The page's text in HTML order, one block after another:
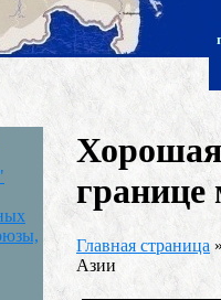
границе
Главная страница
Азии